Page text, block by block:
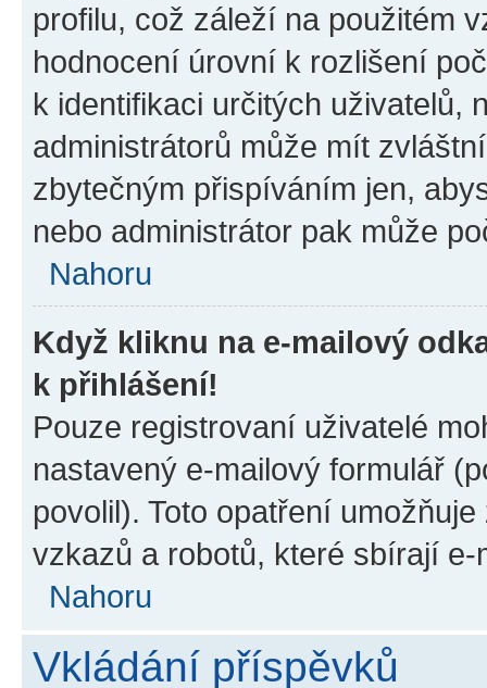
profilu, což záleží na použitém
hodnocení úrovní k rozlišení
k identifikaci určitých uživatelů,
administrátorů může mít
zbytečným přispíváním jen,
nebo administrátor pak může
Nahoru
Když kliknu na e-mailový
k přihlášení!
Pouze registrovaní uživatelé
nastavený e-mailový formulář
povolil). Toto opatření
vzkazů a robotů, které sbírají e-
Nahoru
Vkládání příspěvků